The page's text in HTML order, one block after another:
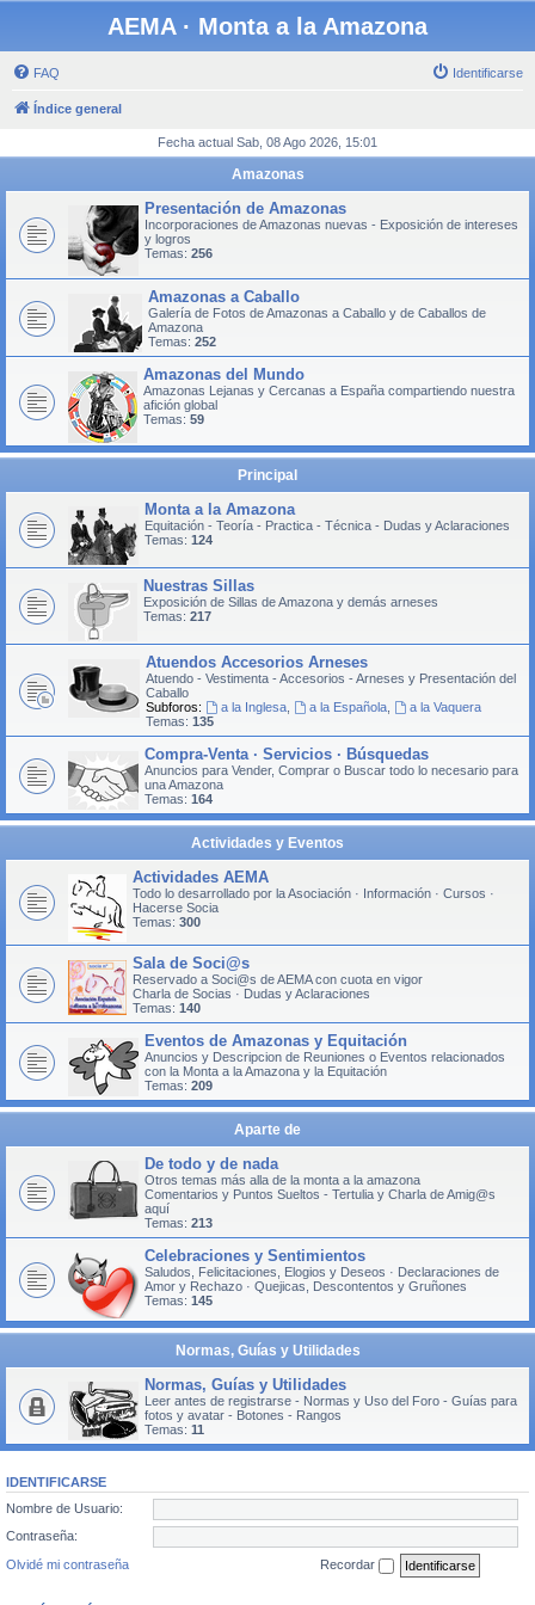
AEMA · Monta a la Amazona
FAQ Identificarse
Índice general
Fecha actual Sab, 08 Ago 2026, 15:01
Amazonas
Presentación de Amazonas
Incorporaciones de Amazonas nuevas - Exposición de intereses
y logros
Temas: 256
Amazonas a Caballo
Galería de Fotos de Amazonas a Caballo y de Caballos de
Amazona
Temas: 252
Amazonas del Mundo
Amazonas Lejanas y Cercanas a España compartiendo nuestra
afición global
Temas: 59
Principal
Monta a la Amazona
Equitación - Teoría - Practica - Técnica - Dudas y Aclaraciones
Temas: 124
Nuestras Sillas
Exposición de Sillas de Amazona y demás arneses
Temas: 217
Atuendos Accesorios Arneses
Atuendo - Vestimenta - Accesorios - Arneses y Presentación del
Caballo
Subforos:
a la Inglesa, a la Española,
a la Vaquera
Temas: 135
Compra-Venta · Servicios · Búsquedas
Anuncios para Vender, Comprar o Buscar todo lo necesario para
una Amazona
Temas: 164
Actividades y Eventos
Actividades AEMA
Todo lo desarrollado por la Asociación · Información · Cursos ·
Hacerse Socia
Temas: 300
Sala de Soci@s
Reservado a Soci@s de AEMA con cuota en vigor
Charla de Socias · Dudas y Aclaraciones
Temas: 140
Eventos de Amazonas y Equitación
Anuncios y Descripcion de Reuniones o Eventos relacionados
con la Monta a la Amazona y la Equitación
Temas: 209
Aparte de
De todo y de nada
Otros temas más alla de la monta a la amazona
Comentarios y Puntos Sueltos - Tertulia y Charla de Amig@s
aquí
Temas: 213
Celebraciones y Sentimientos
Saludos, Felicitaciones, Elogios y Deseos · Declaraciones de
Amor y Rechazo · Quejicas, Descontentos y Gruñones
Temas: 145
Normas, Guías y Utilidades
Normas, Guías y Utilidades
Leer antes de registrarse - Normas y Uso del Foro - Guías para
fotos y avatar - Botones - Rangos
Temas: 11
IDENTIFICARSE
Nombre de Usuario:
Contraseña:
Olvidé mi contraseña
Recordar